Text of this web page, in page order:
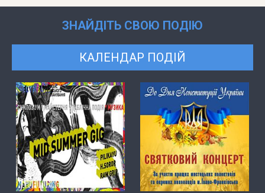
ЗНАЙДІТЬ СВОЮ ПОДІЮ
КАЛЕНДАР ПОДІЙ